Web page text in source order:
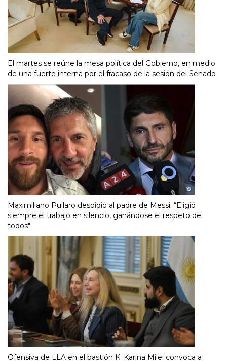
El martes se reúne la mesa política del Gobierno, en medio
de una fuerte interna por el fracaso de la sesión del Senado
Maximiliano Pullaro despidió al padre de Messi: “Eligió
siempre el trabajo en silencio, ganándose el respeto de
todos"
Ofensiva de LLA en el bastión K: Karina Milei convoca a